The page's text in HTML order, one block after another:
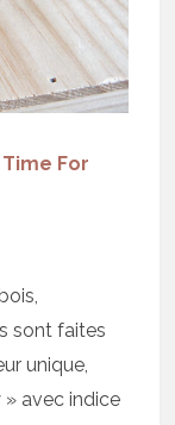
For
sont faites
unique,
» avec indice